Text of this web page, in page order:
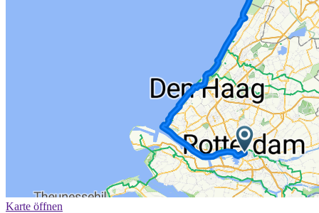
Karte öffnen